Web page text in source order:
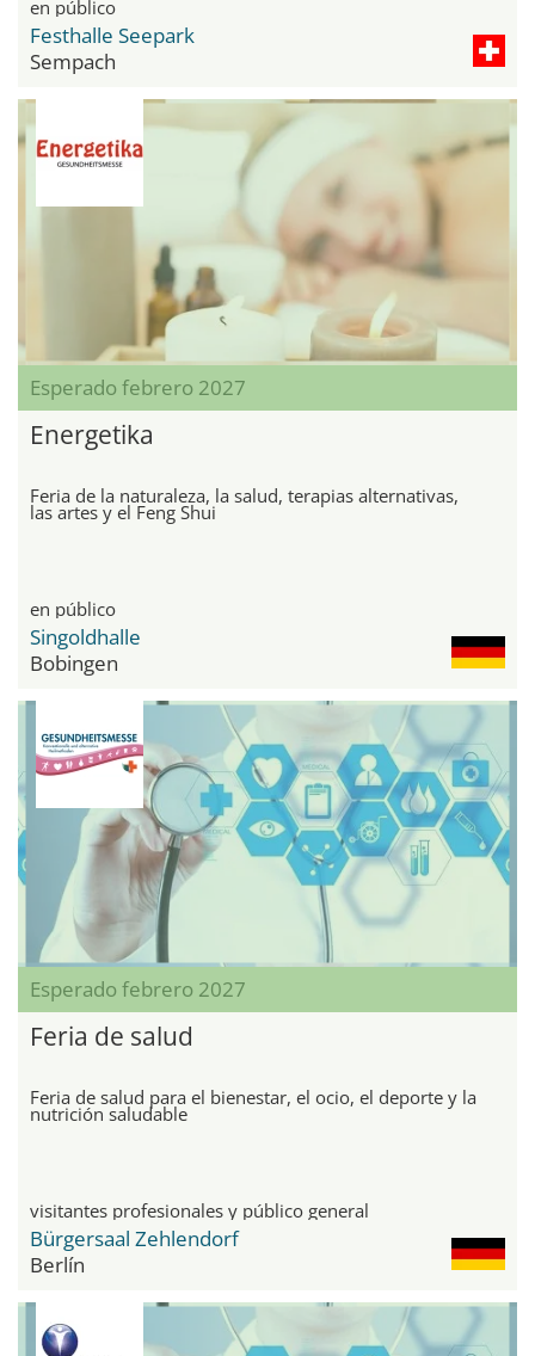
en público
Festhalle Seepark
Sempach
Esperado febrero 2027
Energetika
Feria de la naturaleza, la salud, terapias alternativas,
las artes y el Feng Shui
en público
Singoldhalle
Bobingen
Esperado febrero 2027
Feria de salud
Feria de salud para el bienestar, el ocio, el deporte y la
nutrición saludable
visitantes profesionales y público general
Bürgersaal Zehlendorf
Berlín